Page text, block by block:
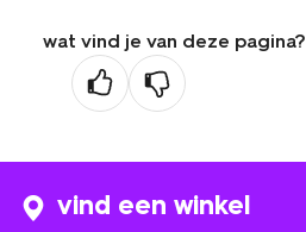
wat vind je van deze pagina?
vind een winkel